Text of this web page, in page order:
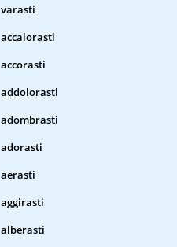
varasti
accalorasti
accorasti
addolorasti
adombrasti
adorasti
aerasti
aggirasti
alberasti